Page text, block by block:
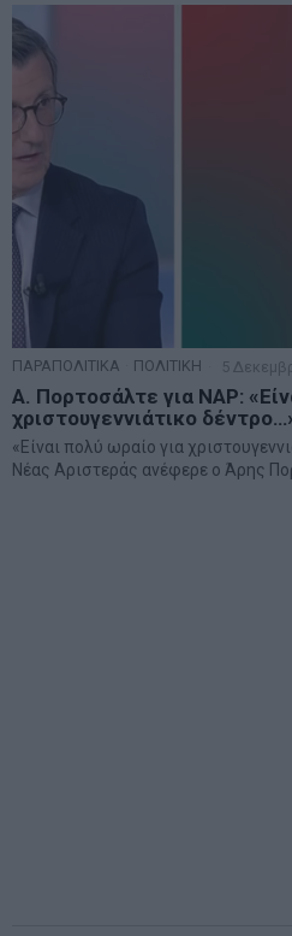
ΠΑΡΑΠΟΛΙΤΙΚΑ ΠΟΛΙΤΙΚΗ 5
Α. Πορτοσάλτε για ΝΑΡ:
χριστουγεννιάτικο
«Είναι πολύ ωραίο για
Νέας Αριστεράς ανέφερε ο Άρης